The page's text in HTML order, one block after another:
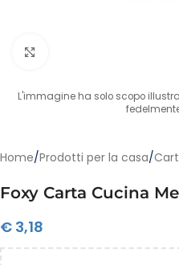
L'immagine ha solo scopo
Home/Prodotti per la casa/
Foxy Carta Cucina
€ 3,18